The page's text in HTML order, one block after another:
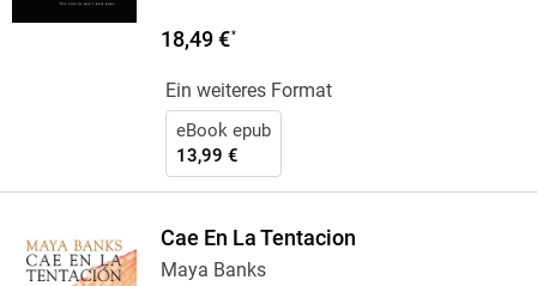
18,49 €*
Ein weiteres Format
eBook epub
13,99 €
Cae En La Tentacion
Maya Banks